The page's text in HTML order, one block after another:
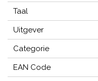
Taal
Uitgever
Categorie
EAN Code